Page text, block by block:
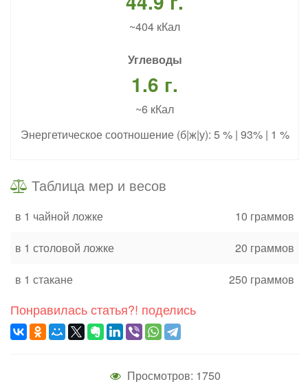
~404 кКал
Углеводы
1.6 г.
~6 кКал
Энергетическое соотношение (б|ж|у): 5 % | 93% | 1 %
Таблица мер и весов
в 1 чайной ложке
10 граммов
в 1 столовой ложке
20 граммов
в 1 стакане
250 граммов
Понравилась статья?! поделись
Просмотров: 1750